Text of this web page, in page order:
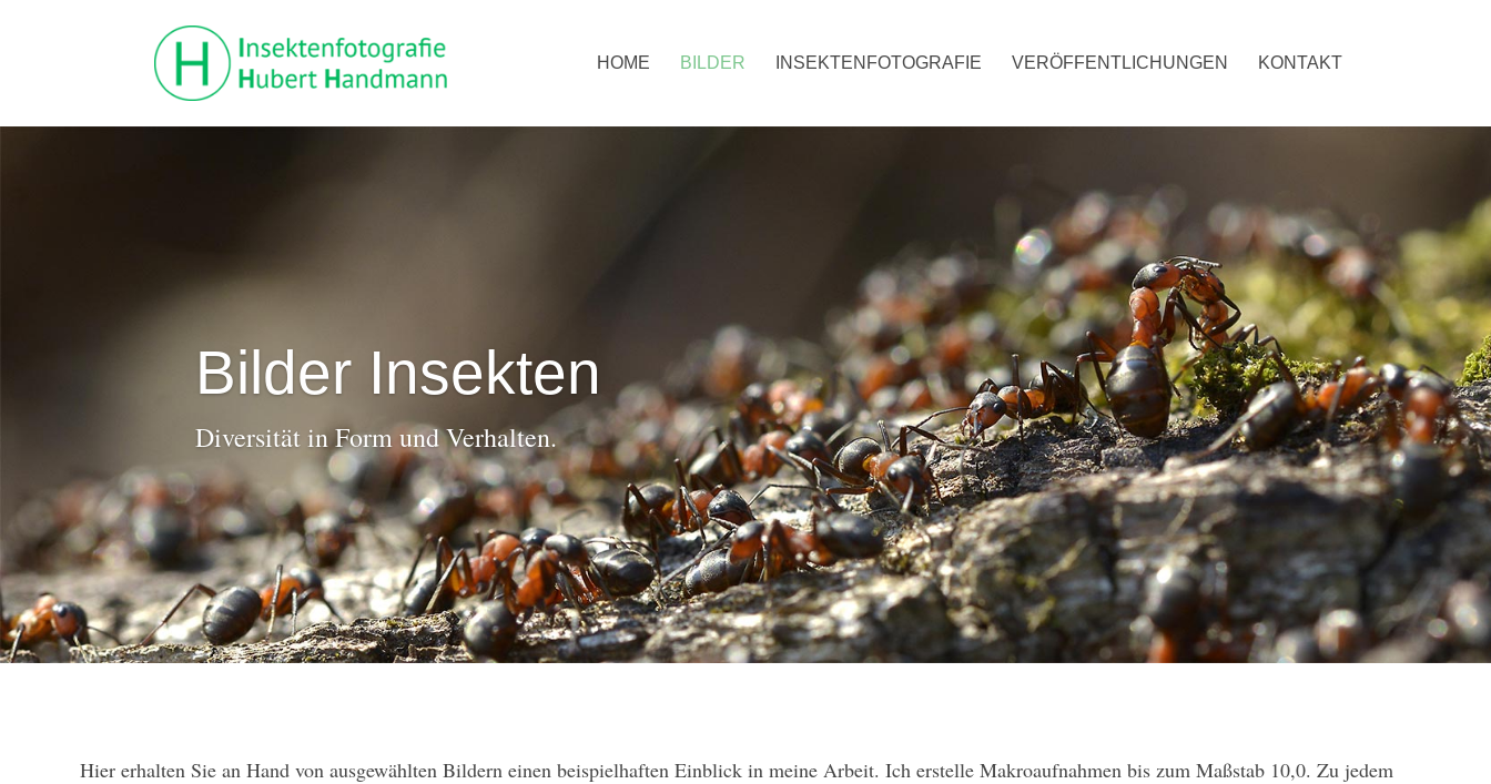
HOME BILDER INSEKTENFOTOGRAFIE VERÖFFENTLICHUNGEN KONTAKT
Bilder Insekten
Diversität in Form und Verhalten.
Hier erhalten Sie an Hand von ausgewählten Bildern einen beispielhaften Einblick in meine Arbeit. Ich erstelle Makroaufnahmen bis zum Maßstab 10,0. Zu jedem